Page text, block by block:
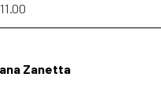
Zanetta